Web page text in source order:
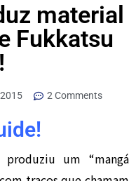
material
Fukkatsu
2 Comments
produziu um “mangá